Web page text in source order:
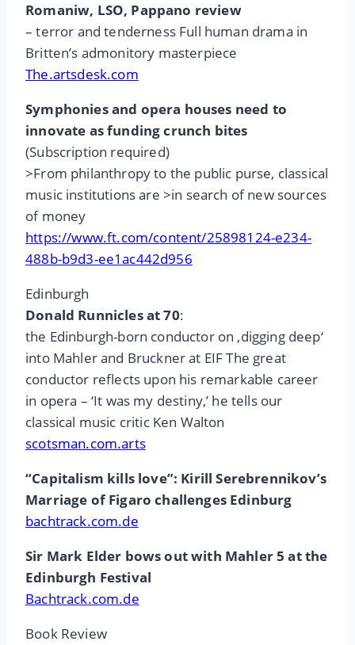
Romaniw, LSO, Pappano review
– terror and tenderness Full human drama in
Britten’s admonitory masterpiece
The.artsdesk.com
Symphonies and opera houses need to
innovate as funding crunch bites
(Subscription required)
>From philanthropy to the public purse, classical
music institutions are >in search of new sources
of money
https://www.ft.com/content/25898124-e234-
488b-b9d3-ee1ac442d956
Edinburgh
Donald Runnicles at 70:
the Edinburgh-born conductor on ‚digging deep‘
into Mahler and Bruckner at EIF The great
conductor reflects upon his remarkable career
in opera – ‘It was my destiny,’ he tells our
classical music critic Ken Walton
scotsman.com.arts
“Capitalism kills love”: Kirill Serebrennikov’s
Marriage of Figaro challenges Edinburg
bachtrack.com.de
Sir Mark Elder bows out with Mahler 5 at the
Edinburgh Festival
Bachtrack.com.de
Book Review